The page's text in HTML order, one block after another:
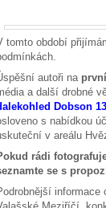
tomto období
autoři na
a další drobné
Dobson
s nabídkou
v areálu
rádi
se s
informace